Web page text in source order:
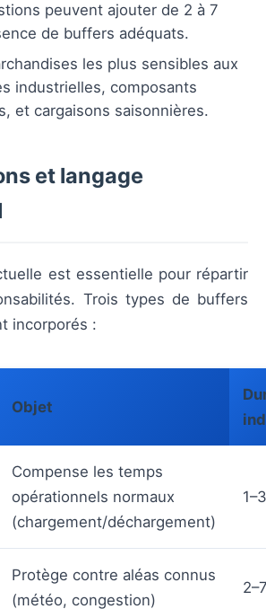
peuvent ajouter de 2 à 7
de buffers adéquats.
les plus sensibles aux
industrielles, composants
et cargaisons saisonnières.
et langage
est essentielle pour répartir
Trois types de buffers
incorporés :
Objet
Compense les temps
opérationnels normaux
(chargement/déchargement)
Protège contre aléas connus
(météo, congestion)